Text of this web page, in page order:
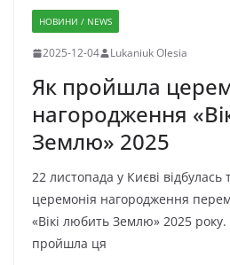
НОВИНИ / NEWS
2025-12-04 Lukaniuk Olesia
Як пройшла
нагородження
Землю» 2025
22 листопада у Києві
церемонія нагородження
«Вікі любить Землю» 2025 року.
пройшла ця